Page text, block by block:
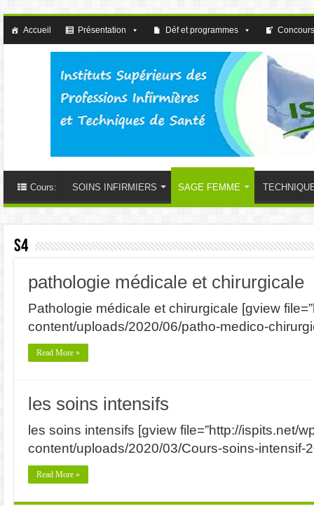
Accueil Présentation Déf et programmes
Cours: SOINS INFIRMIERS SAGE FEMME
S4
pathologie médicale et chirurgicale
Pathologie médicale et chirurgicale [gview
content/uploads/2020/06/patho-medico-
Read More »
les soins intensifs
les soins intensifs [gview file=”http://ispits.net/
content/uploads/2020/03/Cours-soins-intensif-
Read More »